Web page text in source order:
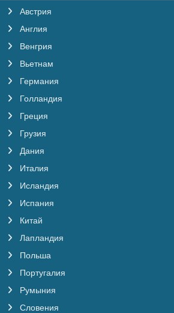
Австрия
Англия
Венгрия
Вьетнам
Германия
Голландия
Греция
Грузия
Дания
Италия
Исландия
Испания
Китай
Лапландия
Польша
Португалия
Румыния
Словения